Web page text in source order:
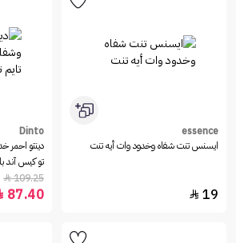
essence
ايسنس تنت شفاه وخدود وات أيه تنت
19

Dinto
دينتو احمر
تو كيس آند
109.25

87.40